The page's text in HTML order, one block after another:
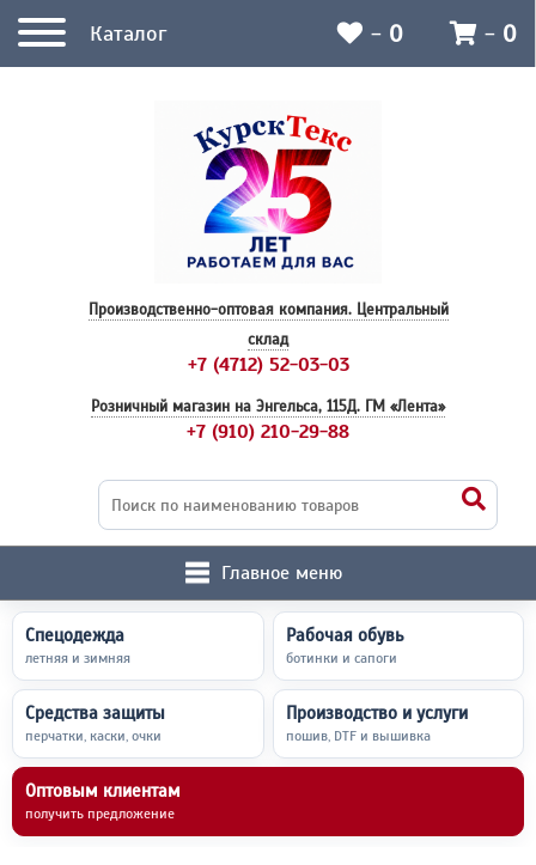
Производственно-оптовая компания. Центральный
склад
+7 (4712) 52-03-03
Розничный магазин на Энгельса, 115Д. ГМ «Лента»
+7 (910) 210-29-88
Главное меню
Спецодежда
летняя и зимняя
Рабочая обувь
ботинки и сапоги
Средства защиты
перчатки, каски, очки
Производство и услуги
пошив, DTF и вышивка
Оптовым клиентам
получить предложение
Каталог - 0 - 0